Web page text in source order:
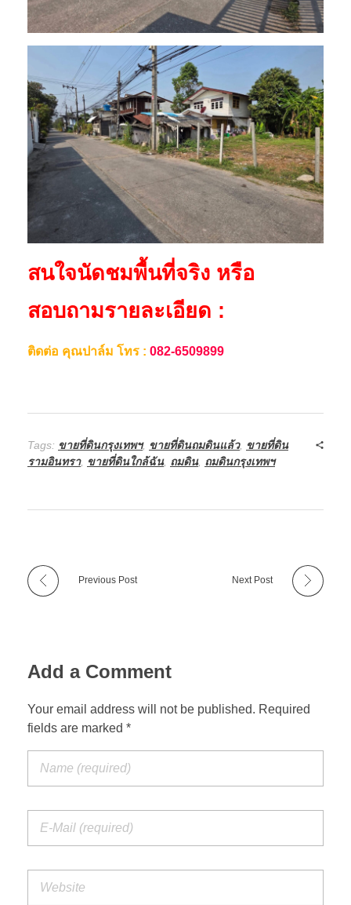
ร
า
สนใจนัดชมพื้นที่จริง หรือ
สอบถามรายละเอียด :
ติดต่อ คุณปาล์ม โทร : 082-6509899
Tags: ขายที่ดินกรุงเทพฯ, ขายที่ดินถมดินแล้ว, ขายที่ดิน
รามอินทรา, ขายที่ดินใกล้ฉัน, ถมดิน, ถมดินกรุงเทพฯ
Previous Post Next Post
Add a Comment
Your email address will not be published. Required
fields are marked *